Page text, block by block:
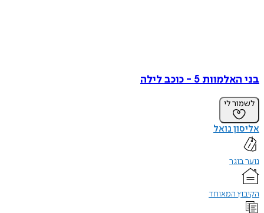
בני האלמוות 5 - כוכב לילה
לשמור לי
אליסון נואל
נוער בוגר
הקיבוץ המאוחד